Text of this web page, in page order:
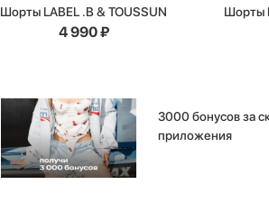
Шорты LABEL .B & TOUSSUN
4 990₽
Шорты
3000 бонусов за
приложения